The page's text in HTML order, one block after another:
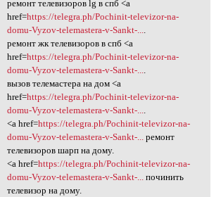
ремонт телевизоров lg в спб <a
href=https://telegra.ph/Pochinit-televizor-na-
domu-Vyzov-telemastera-v-Sankt-....
ремонт жк телевизоров в спб <a
href=https://telegra.ph/Pochinit-televizor-na-
domu-Vyzov-telemastera-v-Sankt-....
вызов телемастера на дом <a
href=https://telegra.ph/Pochinit-televizor-na-
domu-Vyzov-telemastera-v-Sankt-....
<a href=https://telegra.ph/Pochinit-televizor-na-
domu-Vyzov-telemastera-v-Sankt-...ремонт
телевизоров шарп на дому.
<a href=https://telegra.ph/Pochinit-televizor-na-
domu-Vyzov-telemastera-v-Sankt-...починить
телевизор на дому.